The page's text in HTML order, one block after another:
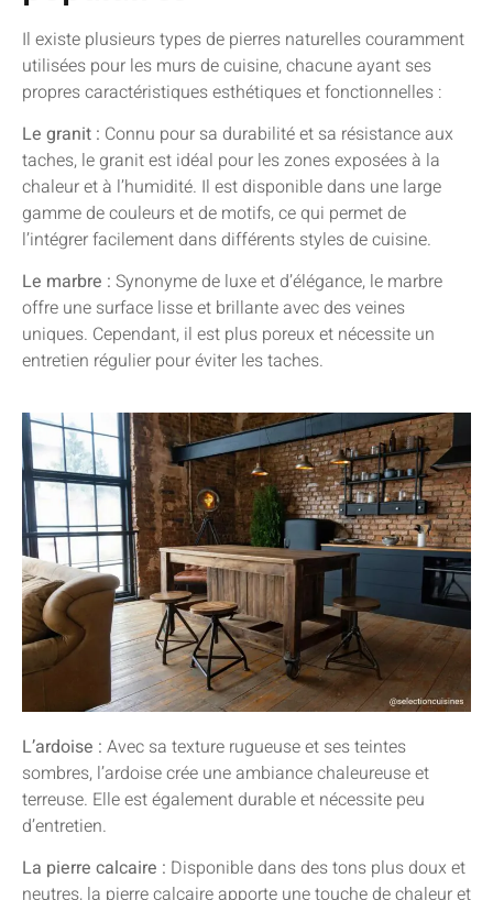
Il existe plusieurs types de pierres naturelles couramment
utilisées pour les murs de cuisine, chacune ayant ses
propres caractéristiques esthétiques et fonctionnelles :
Le granit : Connu pour sa durabilité et sa résistance aux
taches, le granit est idéal pour les zones exposées à la
chaleur et à l’humidité. Il est disponible dans une large
gamme de couleurs et de motifs, ce qui permet de
l’intégrer facilement dans différents styles de cuisine.
Le marbre : Synonyme de luxe et d’élégance, le marbre
offre une surface lisse et brillante avec des veines
uniques. Cependant, il est plus poreux et nécessite un
entretien régulier pour éviter les taches.
L’ardoise : Avec sa texture rugueuse et ses teintes
sombres, l’ardoise crée une ambiance chaleureuse et
terreuse. Elle est également durable et nécessite peu
d’entretien.
La pierre calcaire : Disponible dans des tons plus doux et
neutres, la pierre calcaire apporte une touche de chaleur et